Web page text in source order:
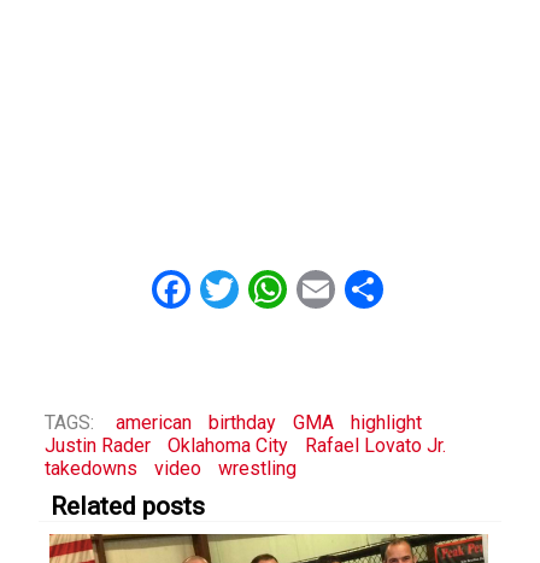
Facebook
Twitter
WhatsApp
EmailShare
TAGS: american birthday GMA
highlight
Justin Rader
Oklahoma City
Rafael Lovato Jr.
takedowns
video wrestling
Related posts